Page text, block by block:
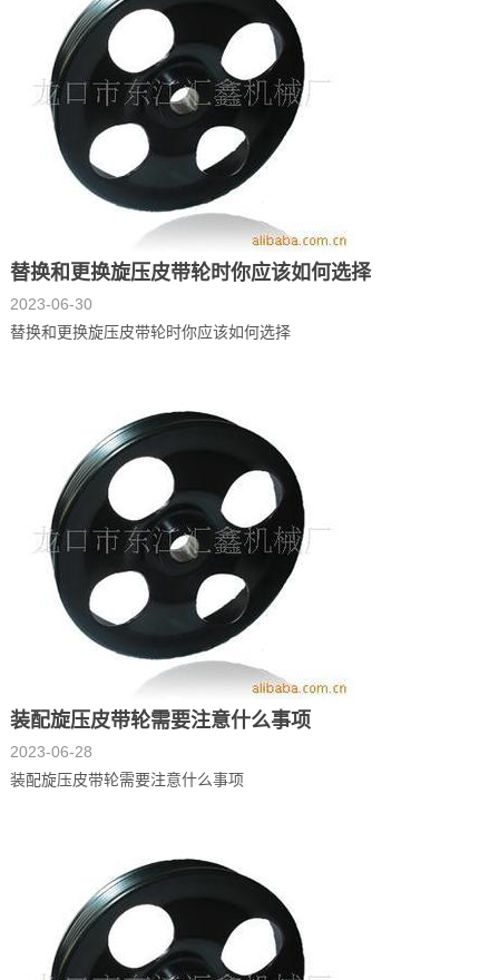
替换和更换旋压皮带轮时你应该如何选择
2023-06-30
替换和更换旋压皮带轮时你应该如何选择
装配旋压皮带轮需要注意什么事项
2023-06-28
装配旋压皮带轮需要注意什么事项